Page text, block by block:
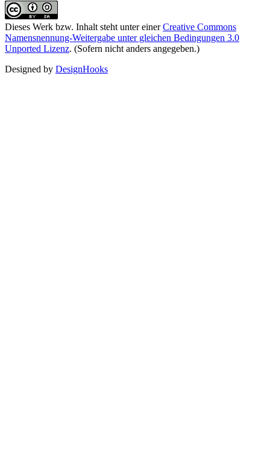
Dieses Werk bzw. Inhalt steht unter einerCreative Commons
Namensnennung-Weitergabe unter gleichen Bedingungen 3.0
Unported Lizenz. (Sofern nicht anders angegeben.)
Designed by DesignHooks